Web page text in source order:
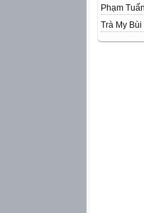
Phạm
Trà My Bùi